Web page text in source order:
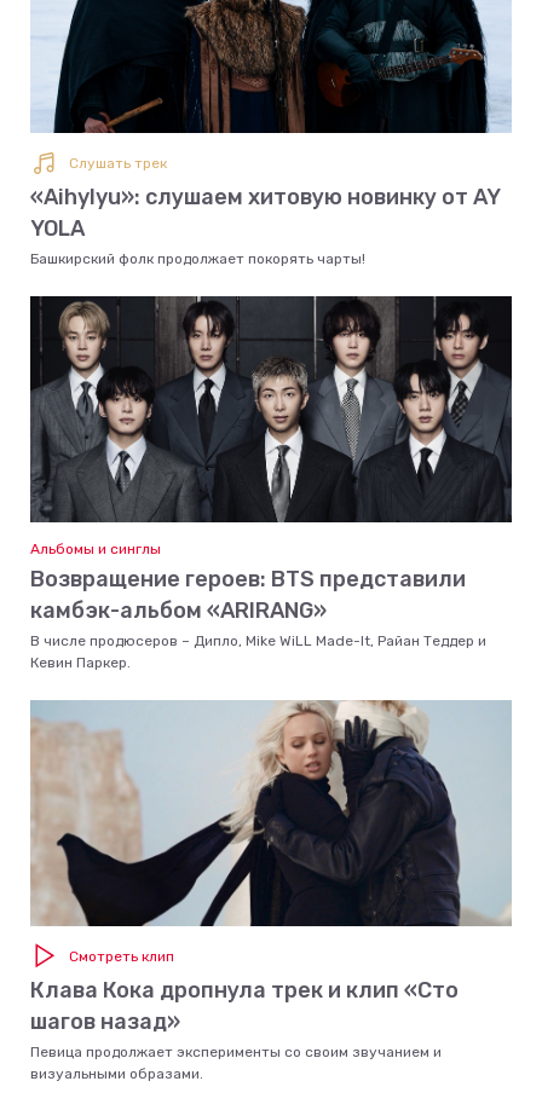
Слушать трек
«Aihylyu»: слушаем хитовую новинку от AY
YOLA
Башкирский фолк продолжает покорять чарты!
Альбомы и синглы
Возвращение героев: BTS представили
камбэк-альбом «ARIRANG»
В числе продюсеров – Дипло, Mike WiLL Made-It, Райан Теддер и
Кевин Паркер.
Смотреть клип
Клава Кока дропнула трек и клип «Сто
шагов назад»
Певица продолжает эксперименты со своим звучанием и
визуальными образами.